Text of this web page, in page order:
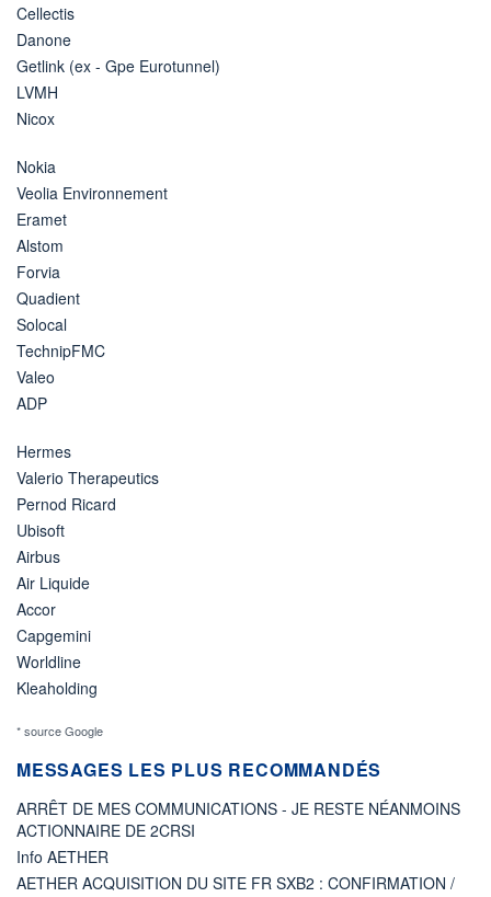
Cellectis
Danone
Getlink (ex - Gpe Eurotunnel)
LVMH
Nicox
Nokia
Veolia Environnement
Eramet
Alstom
Forvia
Quadient
Solocal
TechnipFMC
Valeo
ADP
Hermes
Valerio Therapeutics
Pernod Ricard
Ubisoft
Airbus
Air Liquide
Accor
Capgemini
Worldline
Kleaholding
* source Google
MESSAGES LES PLUS RECOMMANDÉS
ARRÊT DE MES COMMUNICATIONS - JE RESTE NÉANMOINS
ACTIONNAIRE DE 2CRSI
Info AETHER
AETHER ACQUISITION DU SITE FR SXB2 : CONFIRMATION /